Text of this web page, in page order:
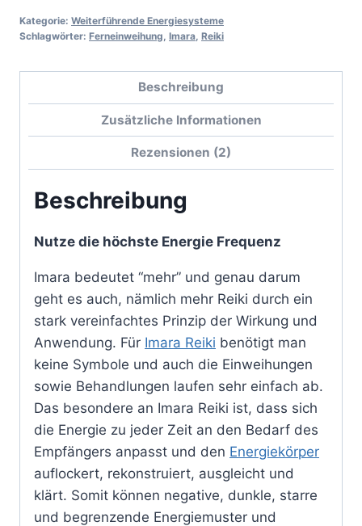
Kategorie: Weiterführende Energiesysteme
Schlagwörter: Ferneinweihung Imara Reiki
Beschreibung
Zusätzliche Informationen
Rezensionen (2)
Beschreibung
Nutze die höchste Energie Frequenz
Imara bedeutet “mehr” und genau darum
geht es auch, nämlich mehr Reiki durch ein
stark vereinfachtes Prinzip der Wirkung und
Anwendung. Für Imara Reiki benötigt man
keine Symbole und auch die Einweihungen
sowie Behandlungen laufen sehr einfach ab.
Das besondere an Imara Reiki ist, dass sich
die Energie zu jeder Zeit an den Bedarf des
Empfängers anpasst und den Energiekörper
auflockert, rekonstruiert, ausgleicht und
klärt. Somit können negative, dunkle, starre
und begrenzende Energiemuster und